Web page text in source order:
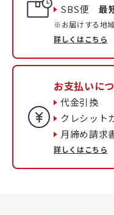
SBS便最
※お届けする地域
詳しくはこちら
お支払いに
代金引換
クレシット
月締め請求
詳しくはこちら